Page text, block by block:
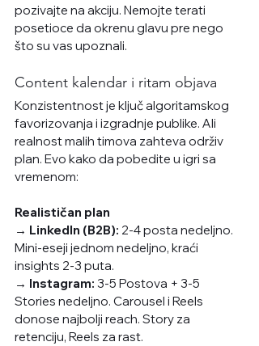
pozivajte na akciju. Nemojte terati
posetioce da okrenu glavu pre nego
što su vas upoznali.
Content kalendar i ritam objava
Konzistentnost je ključ algoritamskog
favorizovanja i izgradnje publike. Ali
realnost malih timova zahteva održiv
plan. Evo kako da pobedite u igri sa
vremenom:
Realističan plan
→ LinkedIn (B2B): 2-4 posta nedeljno.
Mini-eseji jednom nedeljno, kraći
insights 2-3 puta.
→ Instagram: 3-5 Postova + 3-5
Stories nedeljno. Carousel i Reels
donose najbolji reach. Story za
retenciju, Reels za rast.